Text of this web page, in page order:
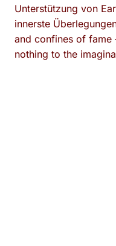
Unterstützung von
innerste
and confines of fame
nothing to the